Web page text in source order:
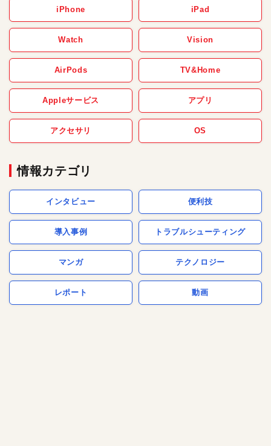
iPhone iPad
Watch Vision
AirPods TV&Home
Appleサービス アプリ
アクセサリ OS
情報カテゴリ
インタビュー 便利技
導入事例 トラブルシューティング
マンガ テクノロジー
レポート 動画